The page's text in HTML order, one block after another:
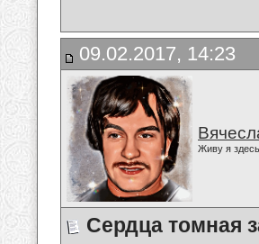
09.02.2017, 14:23
Живу я здесь
Сердца томная